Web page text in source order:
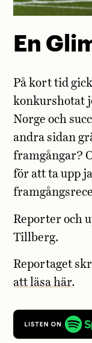
En
På kort tid
konkurshotat
Norge och
andra sidan
framgångar?
för att ta upp
Reporter och
Tillberg.
Reportaget
att läsa här.